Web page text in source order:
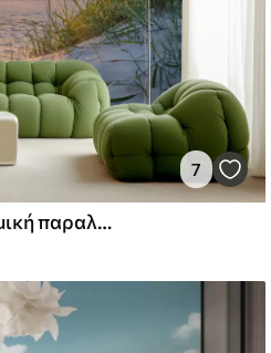
7
Φωτογραφία/Πανοραμική παραλία Dunes με ηλιοβασίλεμα